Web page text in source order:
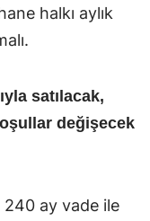
halkı aylık
satılacak,
değişecek
ay vade ile